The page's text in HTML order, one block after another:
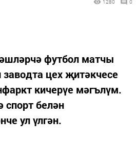
1280 0
футбол матчы
цех җитәкчесе
кичерүе мәгълүм.
белән
ул үлгән.